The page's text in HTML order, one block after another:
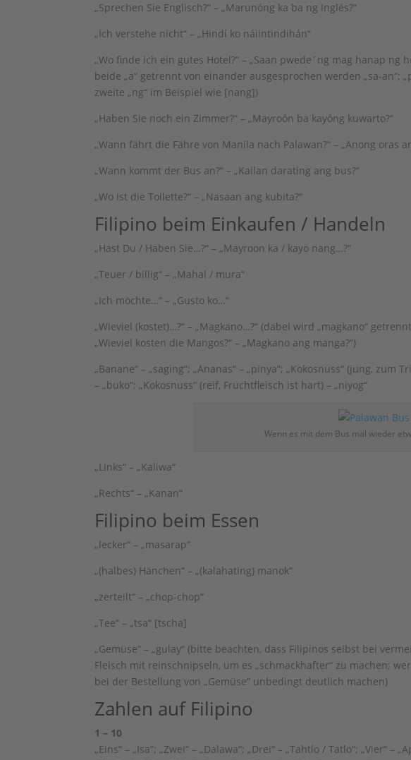
„Sprechen Sie Englisch?“ – „Marunóng ka ba ng Inglés?“
„Ich verstehe nicht“ – „Hindí ko náiintindihán“
„Wo finde ich ein gutes Hotel?“ – „Saan pwede´ng mag hanap ng
beide „a“ getrennt von einander ausgesprochen werden „sa-an“;
zweite „ng“ im Beispiel wie [nang])
„Haben Sie noch ein Zimmer?“ – „Mayroón ba kayóng kuwarto?“
„Wann fährt die Fähre von Manila nach Palawan?“ – „Anong oras
„Wann kommt der Bus an?“ – „Kailan darating ang bus?“
„Wo ist die Toilette?“ – „Nasaan ang kubita?“
Filipino beim Einkaufen / Handeln
„Hast Du / Haben Sie…?“ – „Mayroon ka / kayo nang…?“
„Teuer / billig“ – „Mahal / mura“
„Ich möchte…“ – „Gusto ko…“
„Wieviel (kostet)…?“ – „Magkano…?“ (dabei wird „magkano“
„Wieviel kosten die Mangos?“ – „Magkano ang manga?“)
„Banane“ – „saging“; „Ananas“ – „pinya“; „Kokosnuss“ (jung,
– „buko“; „Kokosnuss“ (reif, Fruchtfleisch ist hart) – „niyog“
Wenn es mit dem Bus mal wieder
„Links“ – „Kaliwa“
„Rechts“ – „Kanan“
Filipino beim Essen
„lecker“ – „masarap“
„(halbes) Hänchen“ – „(kalahating) manok“
„zerteilt“ – „chop-chop“
„Tee“ – „tsa“ [tscha]
„Gemüse“ – „gulay“ (bitte beachten, dass Filipinos selbst bei
Fleisch mit reinschnipseln, um es „schmackhafter“ zu machen;
bei der Bestellung von „Gemüse“ unbedingt deutlich machen)
Zahlen auf Filipino
1 – 10
„Eins“ – „Isa“; „Zwei“ – „Dalawa“; „Drei“ – „Tahtlo / Tatlo“; „Vier“ –